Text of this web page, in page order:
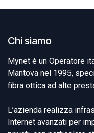
Chi siamo
Mynet è un Operatore
Mantova nel 1995,
fibra ottica ad alte
L’azienda realizza
Internet avanzati per